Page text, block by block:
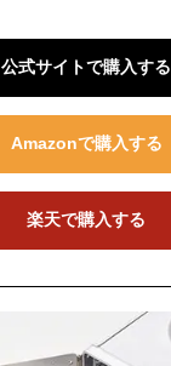
公式サイトで購入する
Amazonで購入する
楽天で購入する